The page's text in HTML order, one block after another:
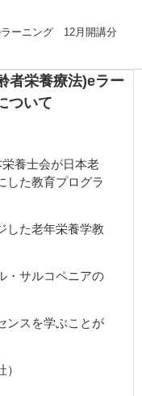
ラーニング 12月開講分
者栄養療法)eラー
ついて
養士会が日本老
した教育プログラ
した老年栄養学教
・サルコペニアの
ンスを学ぶことが